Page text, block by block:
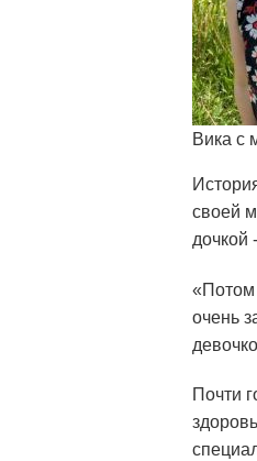
Вика с
своей
дочкой
«Потом
очень
Почти